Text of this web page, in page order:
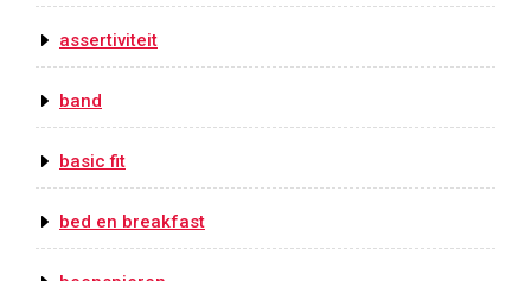
assertiviteit
band
basic fit
bed en breakfast